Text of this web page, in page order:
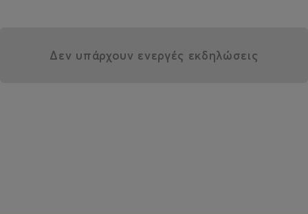
Δεν υπάρχουν ενεργές εκδηλώσεις